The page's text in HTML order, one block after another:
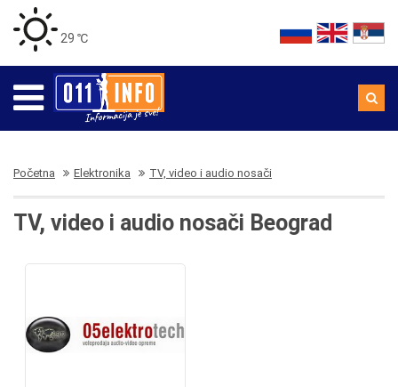
29 ℃
Početna Elektronika TV, video i audio nosači
TV, video i audio nosači Beograd